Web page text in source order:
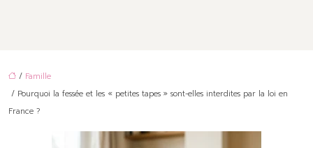
/ Famille
/ Pourquoi la fessée et les « petites tapes » sont-elles interdites par la loi en
France ?